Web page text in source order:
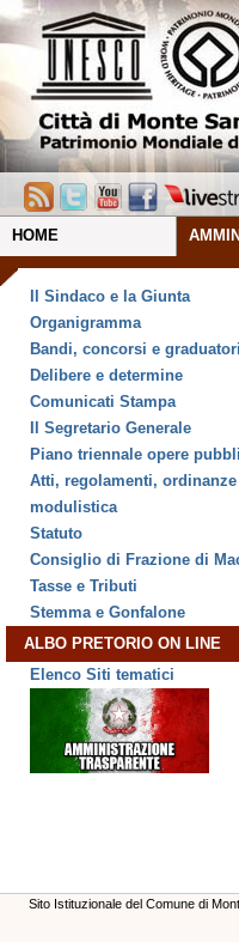
HOME
Il Sindaco e la Giunta
Organigramma
Bandi, concorsi e
Delibere e determine
Comunicati Stampa
Il Segretario Generale
Piano triennale opere
Atti, regolamenti, ordinanze
modulistica
Statuto
Consiglio di Frazione di
Tasse e Tributi
Stemma e Gonfalone
ALBO PRETORIO ON LINE
Elenco Siti tematici
Sito Istituzionale del Comune di